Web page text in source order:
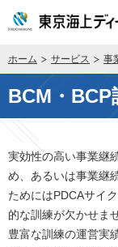
ホーム サービス 事
BCM・BCP
実効性の高い事業継
め、あるいは事業継
ためにはPDCAサイ
的な訓練が欠かせま
豊富な訓練の運営実